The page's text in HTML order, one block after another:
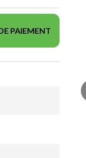
PAIEMENT